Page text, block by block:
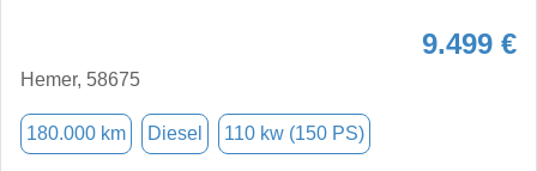
9.499 €
Hemer, 58675
180.000 km Diesel 110 kw (150 PS)